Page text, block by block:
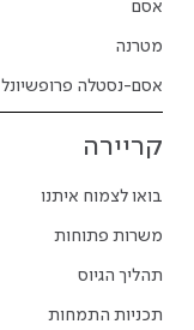
אסם
מטרנה
אסם-נסטלה פרופשיונל
קריירה
בואו לצמוח איתנו
משרות פתוחות
תהליך הגיוס
תכניות התמחות